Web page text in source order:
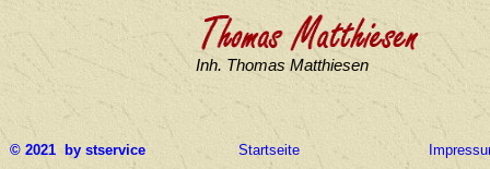
Inh. Thomas Matthiesen
© 2021 by stservice Startseite